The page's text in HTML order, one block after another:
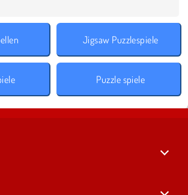
Jigsaw Puzzlespiele
Puzzle spiele